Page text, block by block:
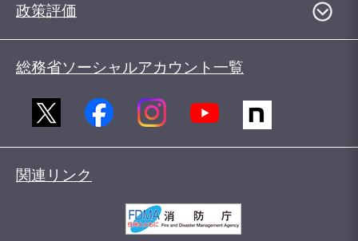
政策評価
総務省ソーシャルアカウント一覧
関連リンク